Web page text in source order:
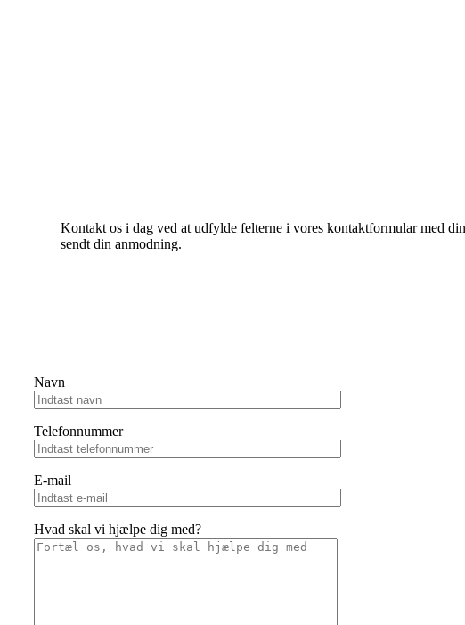
Kontakt os i dag ved at udfylde felterne i vores kontaktformular med
sendt din anmodning.
Navn
Telefonnummer
E-mail
Hvad skal vi hjælpe dig med?